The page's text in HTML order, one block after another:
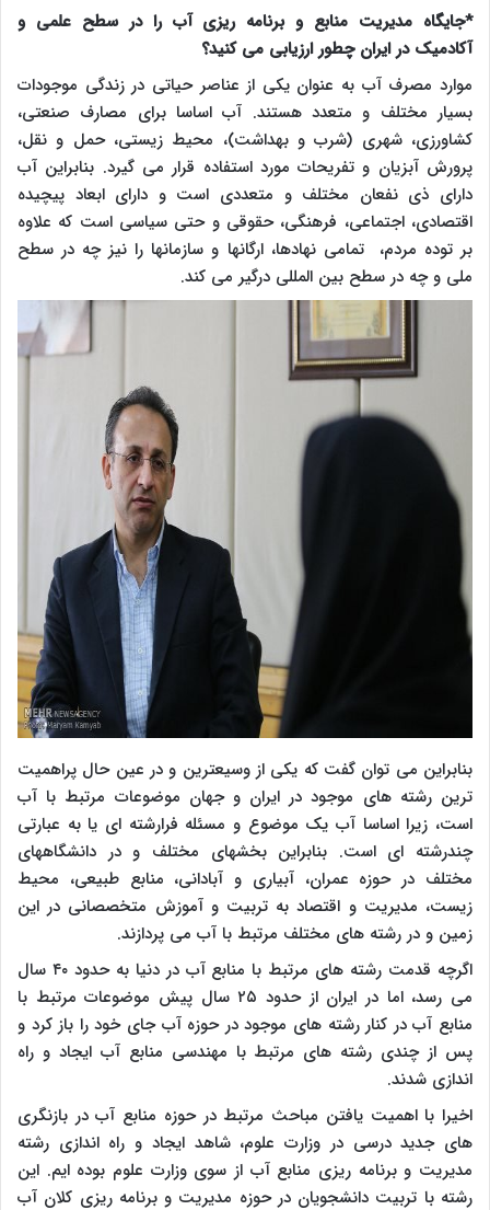
*جایگاه مدیریت منابع و برنامه ریزی آب را در سطح علمی و
آکادمیک در ایران چطور ارزیابی می کنید؟
موارد مصرف آب به عنوان یکی از عناصر حیاتی در زندگی موجودات
بسیار مختلف و متعدد هستند. آب اساسا برای مصارف صنعتی،
کشاورزی، شهری (شرب و بهداشت)، محیط زیستی، حمل و نقل،
پرورش آبزیان و تفریحات مورد استفاده قرار می گیرد. بنابراین آب
دارای ذی نفعان مختلف و متعددی است و دارای ابعاد پیچیده
اقتصادی، اجتماعی، فرهنگی، حقوقی و حتی سیاسی است که علاوه
بر توده مردم، تمامی نهادها، ارگانها و سازمانها را نیز چه در سطح
ملی و چه در سطح بین المللی درگیر می کند.
بنابراین می توان گفت که یکی از وسیعترین و در عین حال پراهمیت
ترین رشته های موجود در ایران و جهان موضوعات مرتبط با آب
است، زیرا اساسا آب یک موضوع و مسئله فرارشته ای یا به عبارتی
چندرشته ای است. بنابراین بخشهای مختلف و در دانشگاههای
مختلف در حوزه عمران، آبیاری و آبادانی، منابع طبیعی، محیط
زیست، مدیریت و اقتصاد به تربیت و آموزش متخصصانی در این
زمین و در رشته های مختلف مرتبط با آب می پردازند.
اگرچه قدمت رشته های مرتبط با منابع آب در دنیا به حدود ۴۰ سال
می رسد، اما در ایران از حدود ۲۵ سال پیش موضوعات مرتبط با
منابع آب در کنار رشته های موجود در حوزه آب جای خود را باز کرد و
پس از چندی رشته های مرتبط با مهندسی منابع آب ایجاد و راه
اندازی شدند.
اخیرا با اهمیت یافتن مباحث مرتبط در حوزه منابع آب در بازنگری
های جدید درسی در وزارت علوم، شاهد ایجاد و راه اندازی رشته
مدیریت و برنامه ریزی منابع آب از سوی وزارت علوم بوده ایم. این
رشته با تربیت دانشجویان در حوزه مدیریت و برنامه ریزی کلان آب